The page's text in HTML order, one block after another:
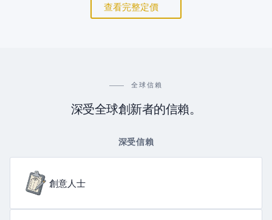
查看完整定價
全球信賴
深受全球創新者的信賴。
深受信賴
創意人士